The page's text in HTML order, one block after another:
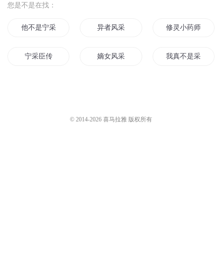
您是不是在找：
他不是宁采臣 异者风采 修灵小药师
宁采臣传 嫡女风采 我真不是采花贼
© 2014-2026 喜马拉雅 版权所有